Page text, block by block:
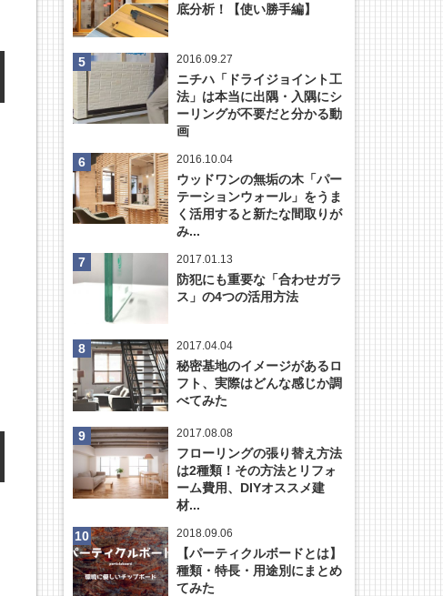
底分析！【使い勝手編】
2016.09.27
ニチハ「ドライジョイント工
法」は本当に出隅・入隅にシ
ーリングが不要だと分かる動
画
2016.10.04
ウッドワンの無垢の木「パー
テーションウォール」をうま
く活用すると新たな間取りが
み...
2017.01.13
防犯にも重要な「合わせガラ
ス」の4つの活用方法
2017.04.04
秘密基地のイメージがあるロ
フト、実際はどんな感じか調
べてみた
2017.08.08
フローリングの張り替え方法
は2種類！その方法とリフォ
ーム費用、DIYオススメ建
材...
2018.09.06
【パーティクルボードとは】
種類・特長・用途別にまとめ
てみた